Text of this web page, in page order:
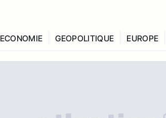
ECONOMIE GEOPOLITIQUE EUROPE